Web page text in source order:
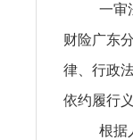
一审
财险广东
律、行政
依约履行义
根据